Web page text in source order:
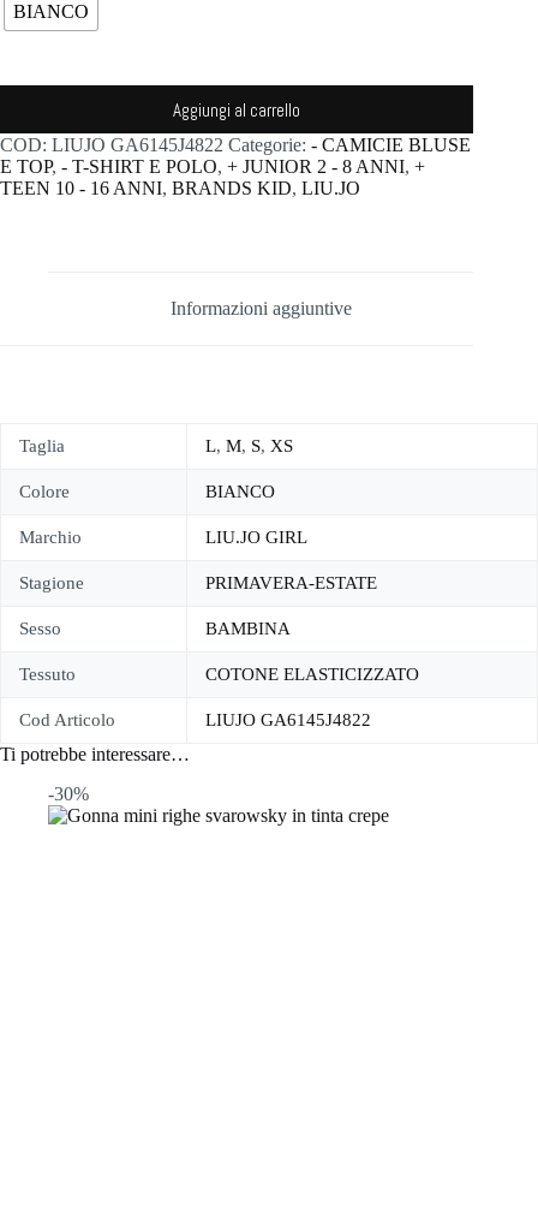
BIANCO
Aggiungi al carrello
COD: LIUJO GA6145J4822 Categorie: - CAMICIE BLUSE
E TOP, - T-SHIRT E POLO, + JUNIOR 2 - 8 ANNI, +
TEEN 10 - 16 ANNI, BRANDS KID, LIU.JO
Informazioni aggiuntive
Taglia L, M, S, XS
Colore BIANCO
Marchio LIU.JO GIRL
Stagione PRIMAVERA-ESTATE
Sesso BAMBINA
Tessuto COTONE ELASTICIZZATO
Cod Articolo LIUJO GA6145J4822
Ti potrebbe interessare…
-30%